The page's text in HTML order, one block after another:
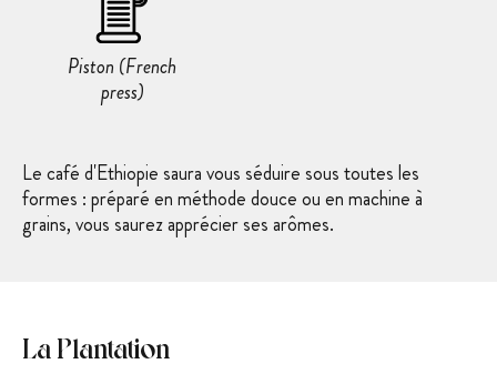
Piston (French
press)
Le café d'Ethiopie saura vous séduire sous toutes les
formes : préparé en méthode douce ou en machine à
grains, vous saurez apprécier ses arômes.
La Plantation